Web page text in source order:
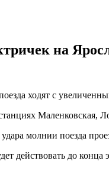
на
ходят с
Маленковская,
молнии поезда
действовать до